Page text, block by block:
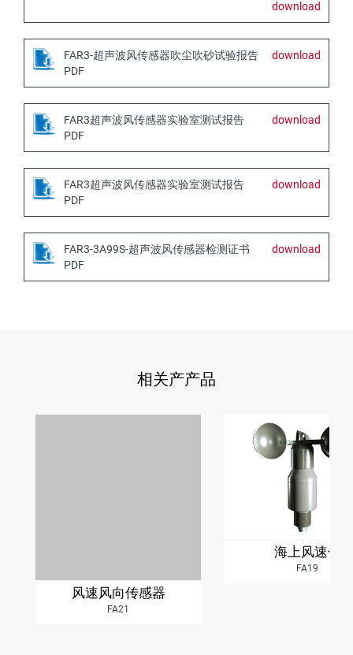
download
FAR3-超声波风传感器吹尘吹砂试验报告
PDF
download
FAR3超声波风传感器实验室测试报告
PDF
download
FAR3超声波风传感器实验室测试报告
PDF
download
FAR3-3A99S-超声波风传感器检测证书
PDF
download
相关产产品
风速风向传感器
FA21
海上风速仪
FA19